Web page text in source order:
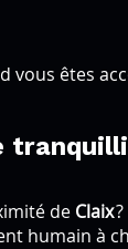
vous êtes
de Claix
humain à